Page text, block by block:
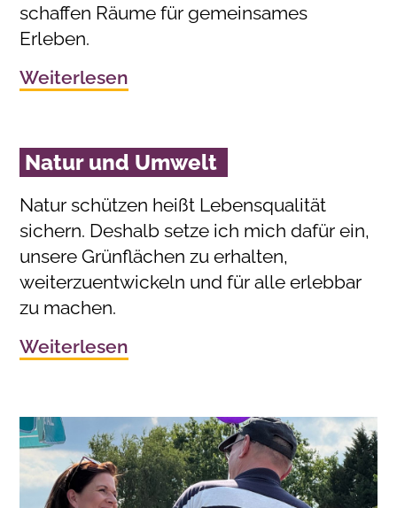
schaffen Räume für gemeinsames
Erleben.
Weiterlesen
Natur und Umwelt
Natur schützen heißt Lebensqualität
sichern. Deshalb setze ich mich dafür ein,
unsere Grünflächen zu erhalten,
weiterzuentwickeln und für alle erlebbar
zu machen.
Weiterlesen